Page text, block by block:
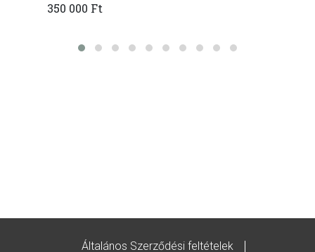
350 000 Ft
Általános Szerződési feltételek